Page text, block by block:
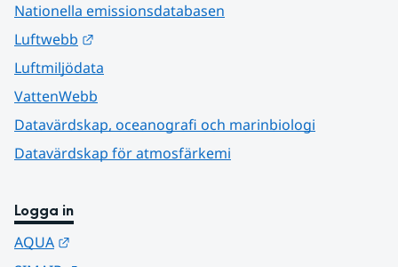
Nationella emissionsdatabasen
Luftwebb
Luftmiljödata
VattenWebb
Datavärdskap, oceanografi och marinbiologi
Datavärdskap för atmosfärkemi
Logga in
AQUA